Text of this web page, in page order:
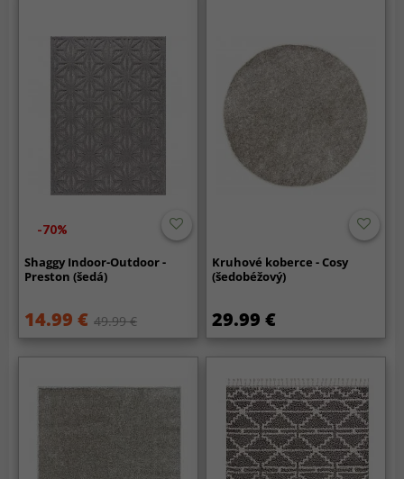
-70%
Shaggy Indoor-Outdoor -
Preston (šedá)
14.99 € 49.99 €
Kruhové koberce - Cosy
(šedobéžový)
29.99 €